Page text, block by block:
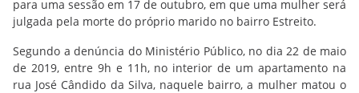
para uma sessão em 17 de outubro, em que uma mulher será
julgada pela morte do próprio marido no bairro Estreito.
Segundo a denúncia do Ministério Público, no dia 22 de maio
de 2019, entre 9h e 11h, no interior de um apartamento na
rua José Cândido da Silva, naquele bairro, a mulher matou o